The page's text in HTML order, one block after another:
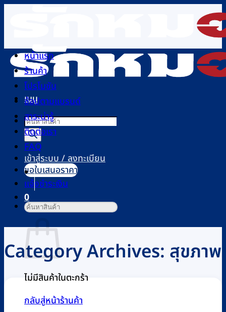
เนื้อหา
เมนู
Products
search
เข้าสู่ระบบ / ลงทะเบียน
0
ตะกร้าสินค้า
ไม่มีสินค้าในตะกร้า
กลับสู่หน้าร้านค้า
หน้าแรก
ร้านค้า
โปรโมชัน
ช้อปตามแบรนด์
สาระน่ารู้
ติดต่อเรา
FAQ
ขอใบเสนอราคา
แจ้งชำระเงิน
ค้นหา:
Category Archives: สุขภาพ